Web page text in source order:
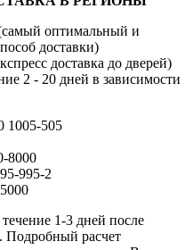
оптимальный и
доставки)
доставка до дверей)
2 - 20 дней в зависимости
1005-505
8000
995-2
1-3 дней после
Подробный расчет